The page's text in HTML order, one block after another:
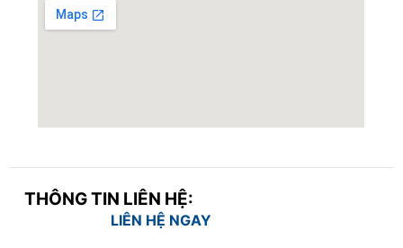
THÔNG TIN LIÊN HỆ:
LIÊN HỆ NGAY